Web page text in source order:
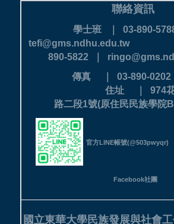
聯絡資訊
學士班 ｜ 03-890-
tefi@gms.ndhu.edu.tw
890-5822 ｜
傳真 ｜ 03-
住址 ｜ 974花
路二段1號(原住民民族學院
官方LINE帳號(@503pwyqr)
Facebook社團
國立東華大學民族發展與社會